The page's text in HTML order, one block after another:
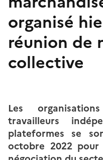
organisé
réunion de
collective
Les
travailleurs
plateformes se
octobre 2022